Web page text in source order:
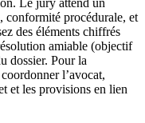
Le jury attend un
conformité procédurale, et
des éléments chiffrés
amiable (objectif
dossier. Pour la
l’avocat,
et les provisions en lien